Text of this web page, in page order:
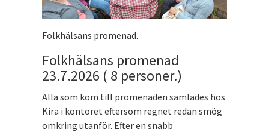
Folkhälsans promenad.
Folkhälsans promenad
23.7.2026 ( 8 personer.)
Alla som kom till promenaden samlades hos
Kira i kontoret eftersom regnet redan smög
omkring utanför. Efter en snabb